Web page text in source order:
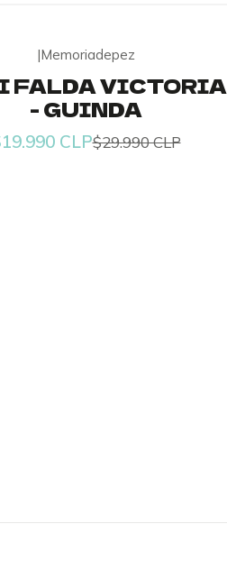
|Memoriadepez
FALDA VICTORIA
- GUINDA
CLP$29.990 CLP